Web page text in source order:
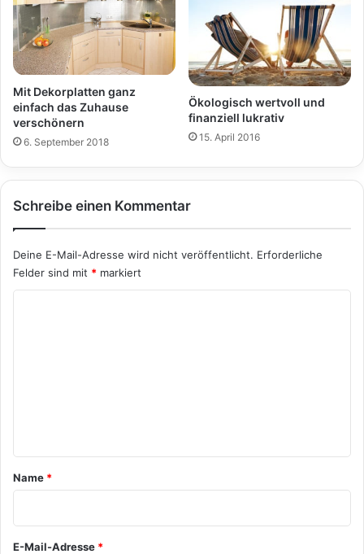
Mit Dekorplatten ganz
einfach das Zuhause
verschönern
6. September 2018
Ökologisch wertvoll und
finanziell lukrativ
15. April 2016
Schreibe einen Kommentar
Deine E-Mail-Adresse wird nicht veröffentlicht. Erforderliche
Felder sind mit * markiert
a
r
*
Name *
E-Mail-Adresse *